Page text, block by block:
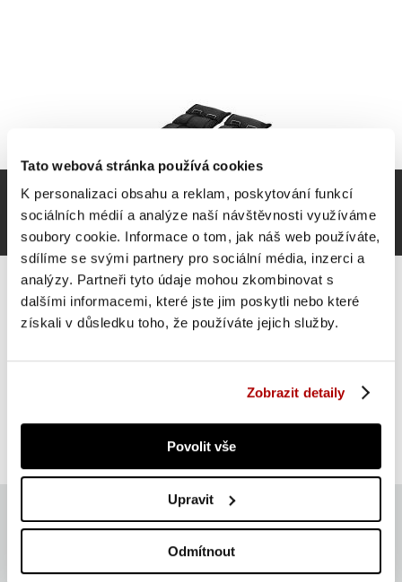
Tato webová stránka používá cookies
K personalizaci obsahu a reklam, poskytování funkcí
sociálních médií a analýze naší návštěvnosti využíváme
soubory cookie. Informace o tom, jak náš web používáte,
sdílíme se svými partnery pro sociální média, inzerci a
analýzy. Partneři tyto údaje mohou zkombinovat s
dalšími informacemi, které jste jim poskytli nebo které
získali v důsledku toho, že používáte jejich služby.
Zobrazit detaily
Povolit vše
Upravit
Odmítnout
399 Kč
Do košíku
Aktuálně